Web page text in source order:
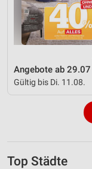
Angebote ab 29.07
Gültig bis Di. 11.08.
Top Städte